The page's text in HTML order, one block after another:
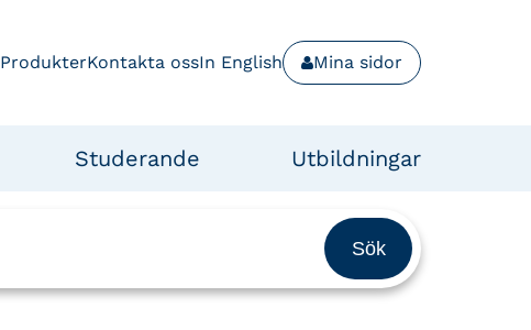
ProdukterKontakta ossIn English Mina sidor
Studerande Utbildningar